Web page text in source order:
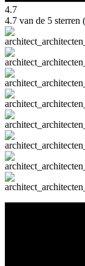
4.7
4.7 van de 5 sterren